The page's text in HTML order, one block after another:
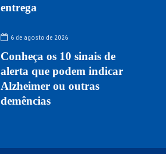
entrega
6 de agosto de 2026
Conheça os 10 sinais de
alerta que podem indicar
Alzheimer ou outras
demências